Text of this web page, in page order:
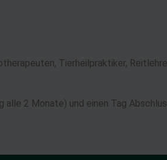
Tierheilpraktiker,
2 Monate) und einen Tag